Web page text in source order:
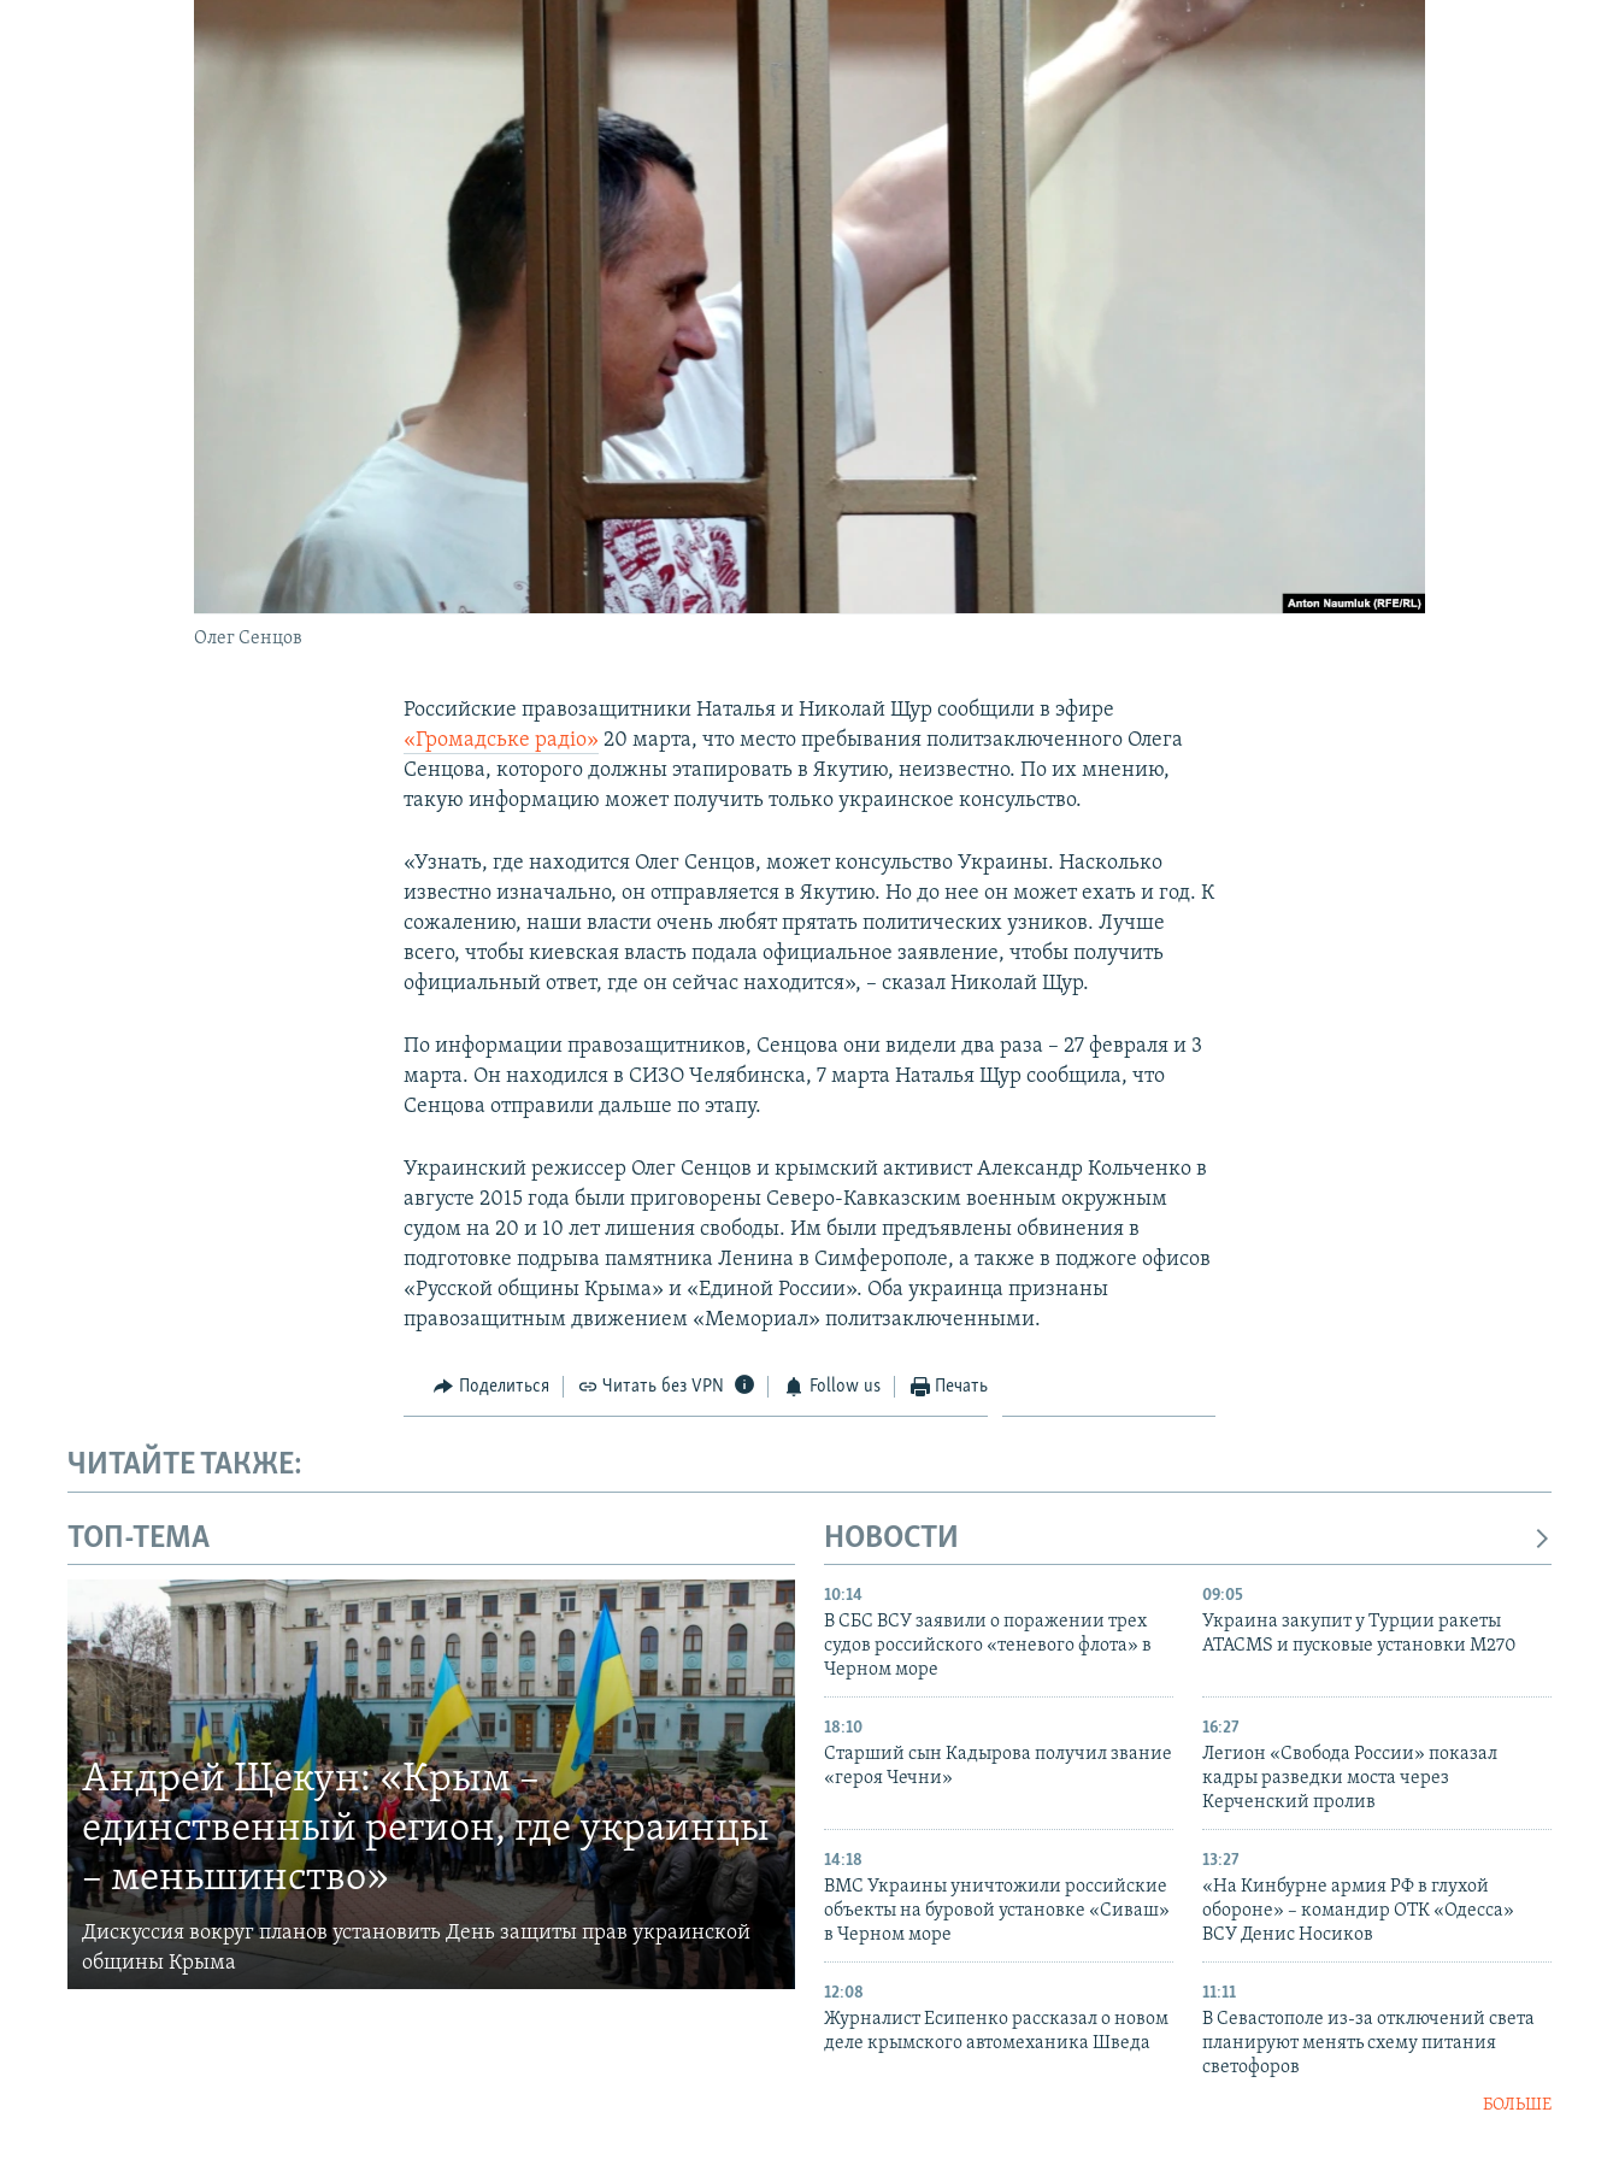
КРЫМ.НЕПОКОРЕННЫЙ
Олег Сенцов
Российские правозащитники Наталья и Николай Щур сообщили в эфире
«Громадське радіо» 20 марта, что место пребывания политзаключенного Олега
Сенцова, которого должны этапировать в Якутию, неизвестно. По их мнению,
такую информацию может получить только украинское консульство.
«Узнать, где находится Олег Сенцов, может консульство Украины. Насколько
известно изначально, он отправляется в Якутию. Но до нее он может ехать и год. К
сожалению, наши власти очень любят прятать политических узников. Лучше
всего, чтобы киевская власть подала официальное заявление, чтобы получить
официальный ответ, где он сейчас находится», – сказал Николай Щур.
По информации правозащитников, Сенцова они видели два раза – 27 февраля и 3
марта. Он находился в СИЗО Челябинска, 7 марта Наталья Щур сообщила, что
Сенцова отправили дальше по этапу.
Украинский режиссер Олег Сенцов и крымский активист Александр Кольченко в
августе 2015 года были приговорены Северо-Кавказским военным окружным
судом на 20 и 10 лет лишения свободы. Им были предъявлены обвинения в
подготовке подрыва памятника Ленина в Симферополе, а также в поджоге офисов
«Русской общины Крыма» и «Единой России». Оба украинца признаны
правозащитным движением «Мемориал» политзаключенными.
Поделиться Читать без VPN Follow us Печать
ЧИТАЙТЕ ТАКЖЕ:
ТОП-ТЕМА
Андрей Щекун: «Крым –
единственный регион, где украинцы
– меньшинство»
Дискуссия вокруг планов установить День защиты прав украинской
общины Крыма
НОВОСТИ
10:14
В СБС ВСУ заявили о поражении трех
судов российского «теневого флота» в
Черном море
09:05
Украина закупит у Турции ракеты
ATACMS и пусковые установки M270
18:10
Старший сын Кадырова получил звание
«героя Чечни»
16:27
Легион «Свобода России» показал
кадры разведки моста через
Керченский пролив
14:18
ВМС Украины уничтожили российские
объекты на буровой установке «Сиваш»
в Черном море
13:27
«На Кинбурне армия РФ в глухой
обороне» – командир ОТК «Одесса»
ВСУ Денис Носиков
12:08
Журналист Есипенко рассказал о новом
деле крымского автомеханика Шведа
11:11
В Севастополе из-за отключений света
планируют менять схему питания
светофоров
БОЛЬШЕ